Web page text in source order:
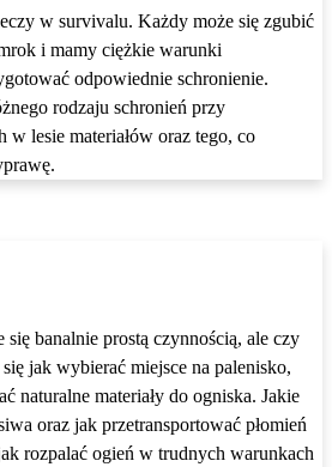
w survivalu. Każdy może się zgubić
i mamy ciężkie warunki
odpowiednie schronienie.
rodzaju schronień przy
lesie materiałów oraz tego, co
banalnie prostą czynnością, ale czy
jak wybierać miejsce na palenisko,
naturalne materiały do ogniska. Jakie
oraz jak przetransportować płomień
rozpalać ogień w trudnych warunkach